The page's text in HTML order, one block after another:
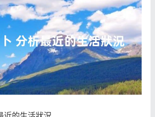
水瓶座 摩羯座 射手座
八字合婚 運勢測算